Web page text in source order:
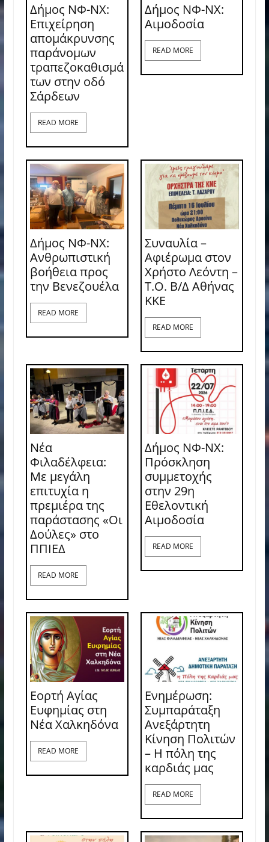
Δήμος ΝΦ-ΝΧ:
Επιχείρηση
απομάκρυνσης
παράνομων
τραπεζοκαθισμά
των στην οδό
Σάρδεων
READ MORE
Δήμος ΝΦ-ΝΧ:
Aιμοδοσία
READ MORE
Δήμος ΝΦ-ΝΧ:
Ανθρωπιστική
βοήθεια προς
την Βενεζουέλα
READ MORE
Συναυλία –
Αφιέρωμα στον
Χρήστο Λεόντη –
Τ.Ο. Β/Δ Αθήνας
ΚΚΕ
READ MORE
Νέα
Φιλαδέλφεια:
Με μεγάλη
επιτυχία η
πρεμιέρα της
παράστασης «Οι
Δούλες» στο
ΠΠΙΕΔ
READ MORE
Δήμος ΝΦ-ΝΧ:
Πρόσκληση
συμμετοχής
στην 29η
Εθελοντική
Αιμοδοσία
READ MORE
Εορτή Αγίας
Ευφημίας στη
Νέα Χαλκηδόνα
READ MORE
Ενημέρωση:
Συμπαράταξη
Ανεξάρτητη
Κίνηση Πολιτών
– Η πόλη της
καρδιάς μας
READ MORE